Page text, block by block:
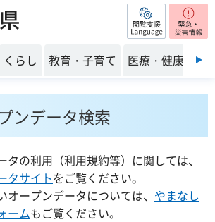
閲覧支援
表示
くらし 教育・子育て 医療・健康・福
ンデータ検索
タの利用（利用規約等）に関しては、
タサイトをご覧ください。
オープンデータについては、 やまなし
ームもご覧ください。